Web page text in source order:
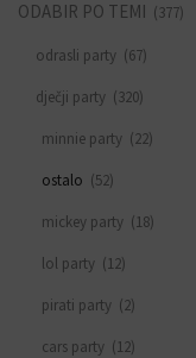
ODABIR PO TEMI (377)
odrasli party (67)
dječji party (320)
minnie party (22)
ostalo (52)
mickey party (18)
lol party (12)
pirati party (2)
cars party (12)